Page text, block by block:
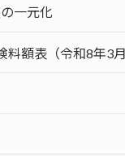
一元化
料額表（令和8年3月